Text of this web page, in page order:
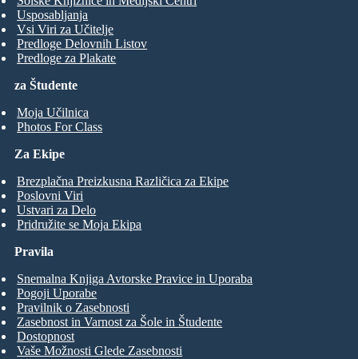
za Študente
Moja Učilnica
Photos For Class
Usposabljanja
Vsi Viri za Učitelje
Predloge Delovnih Listov
Predloge za Plakate
Za Ekipe
Brezplačna Preizkusna Različica za Ekipe
Poslovni Viri
Ustvari za Delo
Pridružite se Moja Ekipa
Pravila
Snemalna Knjiga Avtorske Pravice in Uporaba
Pogoji Uporabe
Pravilnik o Zasebnosti
Zasebnost in Varnost za Šole in Študente
Dostopnost
Vaše Možnosti Glede Zasebnosti